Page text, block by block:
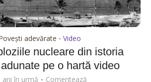
adevărate • Video
nucleare din istoria
pe o hartă video
ani în urmă Comentează